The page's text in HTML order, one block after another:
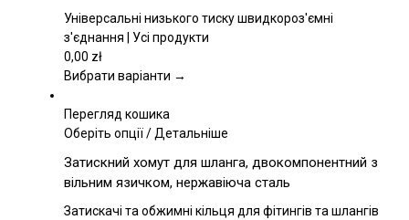
Параметри
можна
на
товару
Універсальні низького тиску швидкороз'ємні
з'єднання | Усі продукти
0,00 zł
Вибрати варіанти →
Перегляд кошика
Оберіть опціїЦей
має
кілька
варіантів.
/Детальніше
Затискний хомут для шланга, двокомпонентний з
вільним язичком, нержавіюча сталь
Затискачі та обжимні кільця для фітингів та шлангів